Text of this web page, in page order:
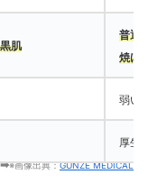
肌
普通
焼け
弱い
厚生
➡※画像出典：GUNZE MEDICAL